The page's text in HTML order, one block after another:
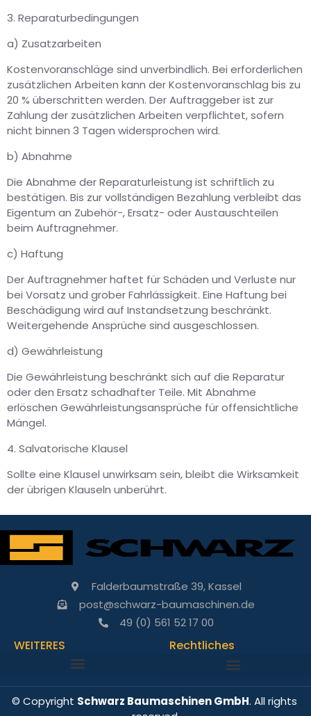
3. Reparaturbedingungen
a) Zusatzarbeiten
Kostenvoranschläge sind unverbindlich. Bei erforderlichen
zusätzlichen Arbeiten kann der Kostenvoranschlag bis zu
20 % überschritten werden. Der Auftraggeber ist zur
Zahlung der zusätzlichen Arbeiten verpflichtet, sofern
nicht binnen 3 Tagen widersprochen wird.
b) Abnahme
Die Abnahme der Reparaturleistung ist schriftlich zu
bestätigen. Bis zur vollständigen Bezahlung verbleibt das
Eigentum an Zubehör-, Ersatz- oder Austauschteilen
beim Auftragnehmer.
c) Haftung
Der Auftragnehmer haftet für Schäden und Verluste nur
bei Vorsatz und grober Fahrlässigkeit. Eine Haftung bei
Beschädigung wird auf Instandsetzung beschränkt.
Weitergehende Ansprüche sind ausgeschlossen.
d) Gewährleistung
Die Gewährleistung beschränkt sich auf die Reparatur
oder den Ersatz schadhafter Teile. Mit Abnahme
erlöschen Gewährleistungsansprüche für offensichtliche
Mängel.
4. Salvatorische Klausel
Sollte eine Klausel unwirksam sein, bleibt die Wirksamkeit
der übrigen Klauseln unberührt.
Falderbaumstraße 39, Kassel
post@schwarz-baumaschinen.de
49 (0) 561 52 17 00
WEITERES Rechtliches
© Copyright Schwarz Baumaschinen GmbH. All rights